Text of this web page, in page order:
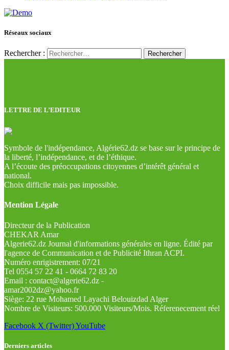
Réseaux sociaux
Rechercher :
LETTRE DE L’EDITEUR
Symbole de l'indépendance, Algérie62.dz se base sur le principe de
la liberté, l’indépendance, et de l’éthique.
A l’écoute des préoccupations citoyennes d’intérêt général et
national.
Choix difficile mais pas impossible.
Mention Légale
Directeur de la Publication
CHEKAR Amar
Algerie62.dz Journal d'informations générales en ligne. Édité par
l'agence de Communication et de Publicité Ithran ACPI.
Numéro enrigistrement: 07/21
Tel 0554 57 22 41 - 0664 72 83 20
Email : contact@algerie62.dz -
amar2002dz@yahoo.fr
Siège: 22 rue Mohamed Layachi Belouizdad Alger
Nombre de Visiteurs: 500.000 Visiteurs/Mois. Réferenecement réel
Facebook X (Twitter)YouTube
Derniers articles